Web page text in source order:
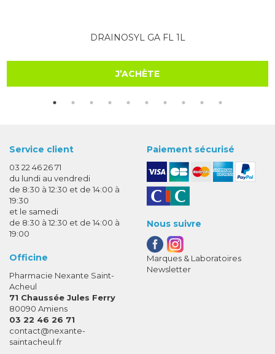
DRAINOSYL GA FL 1L
J’ACHÈTE
Service client
03 22 46 26 71
du lundi au vendredi
de 8:30 à 12:30 et de 14:00 à
19:30
et le samedi
de 8:30 à 12:30 et de 14:00 à
19:00
Officine
Pharmacie Nexante Saint-
Acheul
71 Chaussée Jules Ferry
80090 Amiens
03 22 46 26 71
contact-
@-
nexante-
saintacheul.fr
Paiement sécurisé
Nous suivre
Marques & Laboratoires
Newsletter